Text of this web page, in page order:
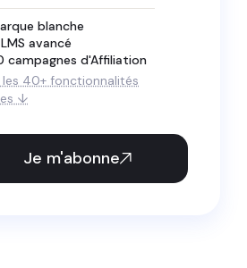
blanche
LMS avancé
campagnes d'Affiliation
les 40+ fonctionnalités
↓
Je m'abonne